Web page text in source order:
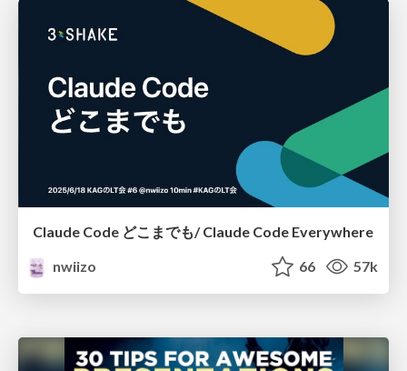
Claude Code どこまでも/ Claude Code Everywhere
nwiizo
66 57k